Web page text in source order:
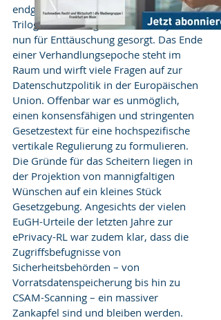
endgültige Scheitern der
Trilogverhandlungen zur ePrivacy-VO
nun für Enttäuschung gesorgt. Das Ende
einer Verhandlungsepoche steht im
Raum und wirft viele Fragen auf zur
Datenschutzpolitik in der Europäischen
Union. Offenbar war es unmöglich,
einen konsensfähigen und stringenten
Gesetzestext für eine hochspezifische
vertikale Regulierung zu formulieren.
Die Gründe für das Scheitern liegen in
der Projektion von mannigfaltigen
Wünschen auf ein kleines Stück
Gesetzgebung. Angesichts der vielen
EuGH-Urteile der letzten Jahre zur
ePrivacy-RL war zudem klar, dass die
Zugriffsbefugnisse von
Sicherheitsbehörden – von
Vorratsdatenspeicherung bis hin zu
CSAM-Scanning – ein massiver
Zankapfel sind und bleiben werden.